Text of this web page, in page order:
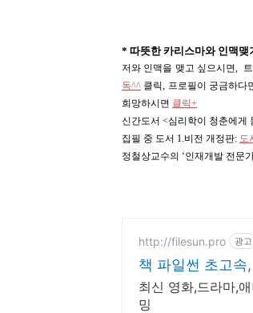
* 따뜻한 카리스마와 인맥맺
저와 인맥을 맺고 싶으시면,
독^^ 클릭, 프로필이 궁금하다
희망하시면 클릭+
신간도서 <심리학이 청춘에게
집필 중 도서 1.비전 개정판: 도
정철상교수의 ‘인재개발 전문
http://filesun.pro 광고
책 파일썬 초고
최신 영화,드라마,
밍